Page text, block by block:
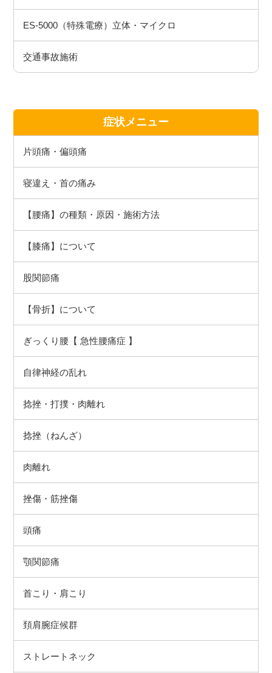
ES-5000（特殊電療）立体・マイクロ
交通事故施術
症状メニュー
片頭痛・偏頭痛
寝違え・首の痛み
【腰痛】の種類・原因・施術方法
【膝痛】について
股関節痛
【骨折】について
ぎっくり腰【 急性腰痛症 】
自律神経の乱れ
捻挫（ねんざ）
肉離れ
挫傷・筋挫傷
頭痛
顎関節痛
首こり・肩こり
頚肩腕症候群
ストレートネック